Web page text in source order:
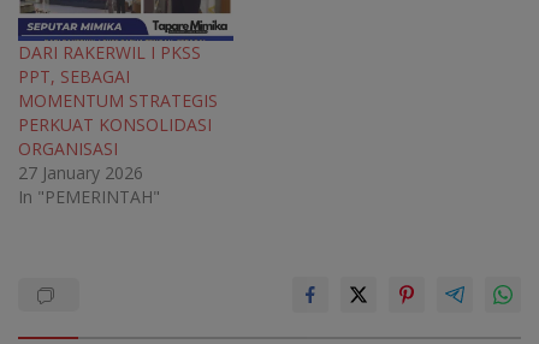
DARI RAKERWIL I PKSS
PPT, SEBAGAI
MOMENTUM STRATEGIS
PERKUAT KONSOLIDASI
ORGANISASI
27 January 2026
In "PEMERINTAH"